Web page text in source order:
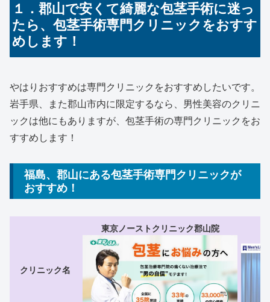
１．郡山で安くて綺麗な包茎手術に迷っ
たら、包茎手術専門クリニックをおすす
めします！
やはりおすすめは専門クリニックをおすすめしたいです。
岩手県、また郡山市内に限定するなら、男性美容のクリニ
ックは他にもありますが、包茎手術の専門クリニックをお
すすめします！
福島、郡山にある包茎手術専門クリニックが
おすすめ！
クリニック名
東京ノーストクリニック郡山院